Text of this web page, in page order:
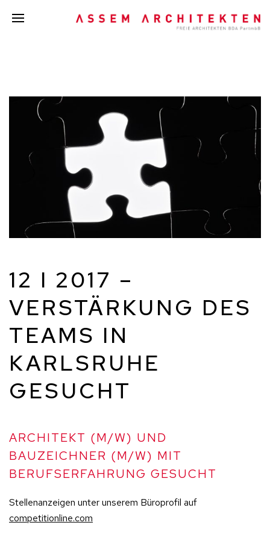
12 I 2017 –
VERSTÄRKUNG DES
TEAMS IN
KARLSRUHE
GESUCHT
ARCHITEKT (M/W) UND
BAUZEICHNER (M/W) MIT
BERUFSERFAHRUNG GESUCHT
Stellenanzeigen unter unserem Büroprofil auf
competitionline.com